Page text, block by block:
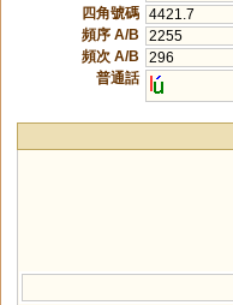
四角號碼 4421.7
頻序 A/B
2255
頻次 A/B
296
普通話
l